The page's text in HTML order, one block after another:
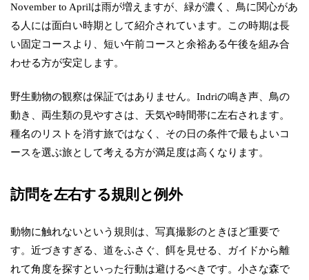
November to Aprilは雨が増えますが、緑が濃く、鳥に関心があ
る人には面白い時期として紹介されています。この時期は長
い固定コースより、短い午前コースと余裕ある午後を組み合
わせる方が安定します。
野生動物の観察は保証ではありません。Indriの鳴き声、鳥の
動き、両生類の見やすさは、天気や時間帯に左右されます。
種名のリストを消す旅ではなく、その日の条件で最もよいコ
ースを選ぶ旅として考える方が満足度は高くなります。
訪問を左右する規則と例外
動物に触れないという規則は、写真撮影のときほど重要で
す。近づきすぎる、道をふさぐ、餌を見せる、ガイドから離
れて角度を探すといった行動は避けるべきです。小さな森で